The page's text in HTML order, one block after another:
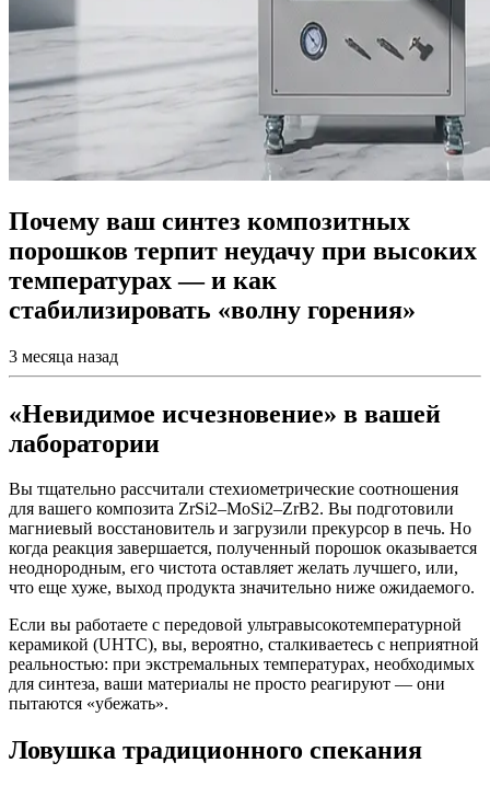
Почему ваш синтез композитных
порошков терпит неудачу при высоких
температурах — и как
стабилизировать «волну горения»
3 месяца назад
«Невидимое исчезновение» в вашей
лаборатории
Вы тщательно рассчитали стехиометрические соотношения
для вашего композита ZrSi2–MoSi2–ZrB2. Вы подготовили
магниевый восстановитель и загрузили прекурсор в печь. Но
когда реакция завершается, полученный порошок оказывается
неоднородным, его чистота оставляет желать лучшего, или,
что еще хуже, выход продукта значительно ниже ожидаемого.
Если вы работаете с передовой ультравысокотемпературной
керамикой (UHTC), вы, вероятно, сталкиваетесь с неприятной
реальностью: при экстремальных температурах, необходимых
для синтеза, ваши материалы не просто реагируют — они
пытаются «убежать».
Ловушка традиционного спекания